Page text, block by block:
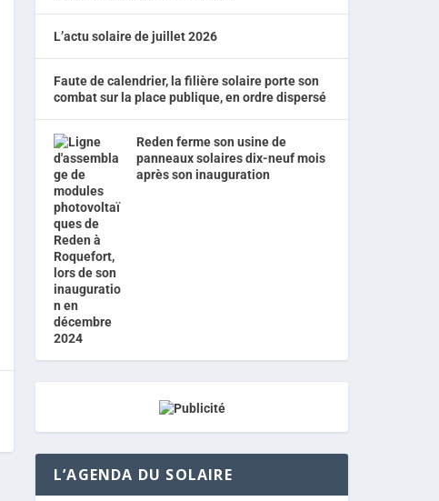
L’actu solaire de juillet 2026
Faute de calendrier, la filière solaire porte son
combat sur la place publique, en ordre dispersé
Reden ferme son usine de
panneaux solaires dix-neuf mois
après son inauguration
L’AGENDA DU SOLAIRE